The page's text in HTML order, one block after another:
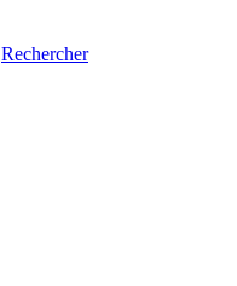
Rechercher